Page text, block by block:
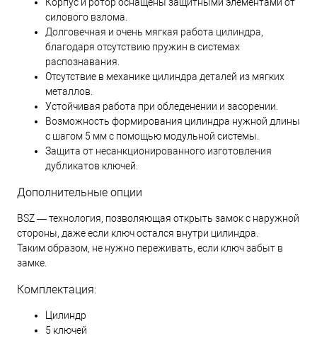
силового взлома.
Долговечная и очень мягкая работа цилиндра,
благодаря отсутствию пружин в системах
распознавания.
Отсутствие в механике цилиндра деталей из мягких
металлов.
Устойчивая работа при обледенении и засорении.
Возможность формирования цилиндра нужной длины
с шагом 5 мм с помощью модульной системы.
Защита от несанкционированного изготовления
дубликатов ключей.
Дополнительные опции
BSZ — технология, позволяющая открыть замок с наружной
стороны, даже если ключ остался внутри цилиндра.
Таким образом, не нужно переживать, если ключ забыт в
замке.
Комплектация:
Цилиндр
5 ключей